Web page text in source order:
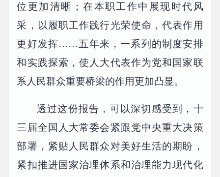
位更加清晰；在本职工作中展现时代风
采，以履职工作践行光荣使命，代表作用
更好发挥……五年来，一系列的制度安排
和实践探索，使人大代表作为党和国家联
系人民群众重要桥梁的作用更加凸显。
透过这份报告，可以深切感受到，十
三届全国人大常委会紧跟党中央重大决策
部署，紧贴人民群众对美好生活的期盼，
紧扣推进国家治理体系和治理能力现代化